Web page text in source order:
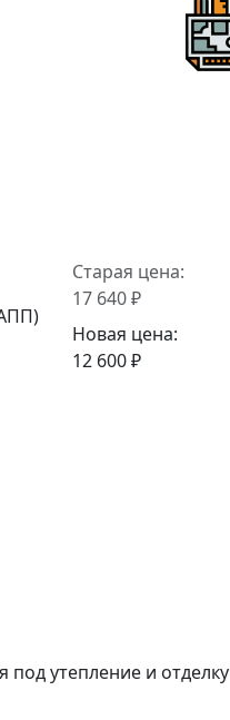
Старая цена:
17 640 ₽
Новая цена:
12 600 ₽
под утепление и отделку